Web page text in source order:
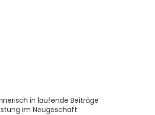
in laufende Beiträge
im Neugeschäft